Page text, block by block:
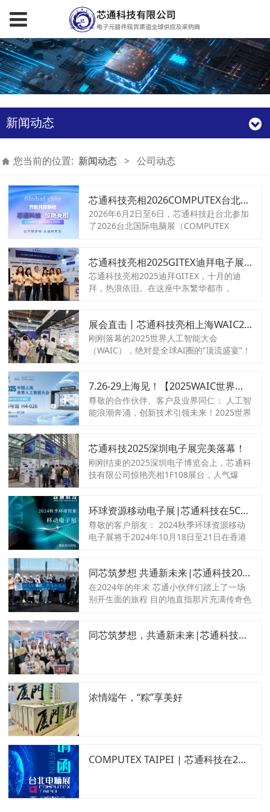
新闻动态
您当前的位置: 新闻动态 > 公司动态
芯通科技亮相2026COMPUTEX台北电脑展！
2026年6月2日至6日，芯通科技赴台北参加
了2026台北国际电脑展（COMPUTEX
同步举行，汇聚全球1500家科技企业、
6000个展位，规模创下1981年开办以来的
历史之最。
芯通科技亮相2025GITEX迪拜电子展！
芯通科技亮相2025迪拜GITEX，十月的迪
拜，热浪依旧。在这座中东繁华都市，
作为芯片贸易行业的深耕者，芯通科技专业
的团队亮相GITEX主展馆H23-01A。
展会直击丨芯通科技亮相上海WAIC2025世界人工智能大会，一起回顾精彩瞬间，带你重回“芯”潮澎湃的现场！
刚刚落幕的2025世界人工智能大会
（WAIC），绝对是全球AI圈的“顶流盛宴”！
馆-026）人气爆棚，热火朝天，快来一起回
顾那些高能瞬间吧！
7.26-29上海见！【2025WAIC世界人工智能大会】与您相约上海世博馆H4-026
尊敬的合作伙伴、客户及业界同仁： 人工智
能浪潮奔涌，创新技术引领未来！2025世界
AI领域的顶级盛会，WAIC汇聚顶尖智慧、
展示前沿成果、共绘智能未来蓝图。 芯通科
技有限公司（Global Chip Industrial
临芯通科技展台（展位号：H4馆 026展
位），与我们共襄盛举，探讨AI与人工智能
融合发展的无限可能。
芯通科技2025深圳电子展完美落幕！
刚刚结束的2025深圳电子博览会上，芯通科
技有限公司惊艳亮相1F108展台，人气爆
环球资源移动电子展|芯通科技在5C39等您！
尊敬的客户朋友： 2024秋季环球资源移动
电子展将于2024年10月18日至21日在香港
展台，参观了解与洽谈，期待与您相约！ 芯
通科技有限公司
同芯筑梦想 共通新未来|芯通科技2024年度收官旅行——东北之旅！
在2024年的年末 芯通小伙伴们踏上了一场
别开生面的旅程 目的地直指那片充满传奇色
哈尔滨、亚布力、雪乡、延吉和长白山等多
同芯筑梦想，共通新未来|芯通科技十四周年庆典
浓情端午，“粽”享美好
COMPUTEX TAIPEI | 芯通科技在2号馆P0301b展位等您